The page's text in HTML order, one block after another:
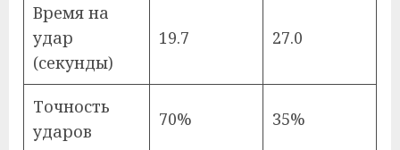
Время на
удар
(секунды)
19.7 27.0
Точность
ударов
70% 35%